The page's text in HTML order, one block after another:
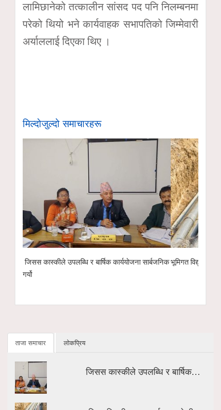
लामिछानेको तत्कालीन सांसद पद पनि निलम्बनमा
परेको थियो भने कार्यवाहक सभापतिको जिम्मेवारी
अर्याललाई दिएका थिए ।
मिल्दोजुल्दो समाचारहरू
भूमिगत विद्युतीकरणअन्तर्गत ११ केभी लाइन ‘चार्ज’ गरिँदै
पोखरा
ताजा समाचार लोकप्रिय
जिसस कास्कीले उपलब्धि र बार्षिक…